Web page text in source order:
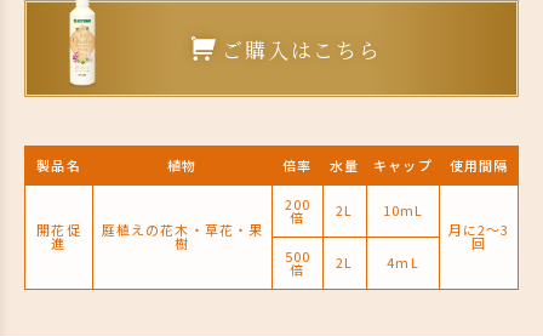
ご購入はこちら
製品名 植物 倍率 水量 キャップ 使用間隔
開花促
進
庭植えの花木・草花・果
樹
200
倍 2L
10mL
月に2〜3
回
500
倍 2L 4mL